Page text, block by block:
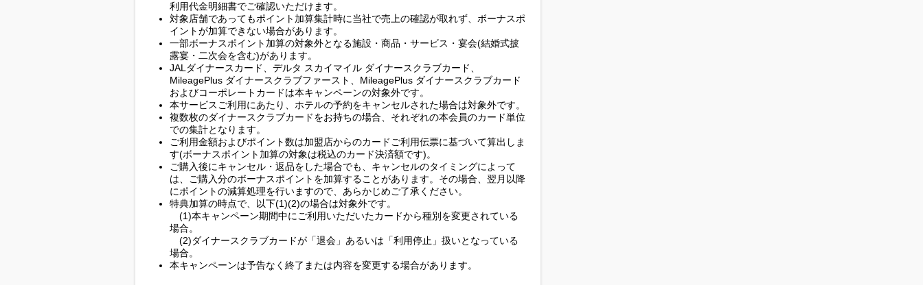
利用代金明細書でご確認いただけます。
対象店舗であってもポイント加算集計時に当社で売上の確認が取れず、ボーナスポ
イントが加算できない場合があります。
一部ボーナスポイント加算の対象外となる施設・商品・サービス・宴会(結婚式披
露宴・二次会を含む)があります。
JALダイナースカード、デルタ スカイマイル ダイナースクラブカード、
MileagePlus ダイナースクラブファースト、MileagePlus ダイナースクラブカード
およびコーポレートカードは本キャンペーンの対象外です。
本サービスご利用にあたり、ホテルの予約をキャンセルされた場合は対象外です。
複数枚のダイナースクラブカードをお持ちの場合、それぞれの本会員のカード単位
での集計となります。
ご利用金額およびポイント数は加盟店からのカードご利用伝票に基づいて算出しま
す(ボーナスポイント加算の対象は税込のカード決済額です)。
ご購入後にキャンセル・返品をした場合でも、キャンセルのタイミングによって
は、ご購入分のボーナスポイントを加算することがあります。その場合、翌月以降
にポイントの減算処理を行いますので、あらかじめご了承ください。
特典加算の時点で、以下(1)(2)の場合は対象外です。
(1)本キャンペーン期間中にご利用いただいたカードから種別を変更されている
場合。
(2)ダイナースクラブカードが「退会」あるいは「利用停止」扱いとなっている
場合。
本キャンペーンは予告なく終了または内容を変更する場合があります。